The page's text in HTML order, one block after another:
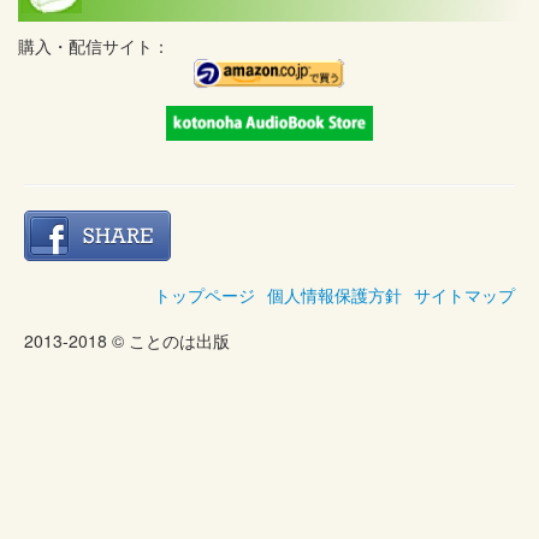
購入・配信サイト：
トップページ 個人情報保護方針 サイトマップ
2013-2018 © ことのは出版